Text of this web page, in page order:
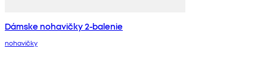
Dámske nohavičky 2-balenie
nohavičky